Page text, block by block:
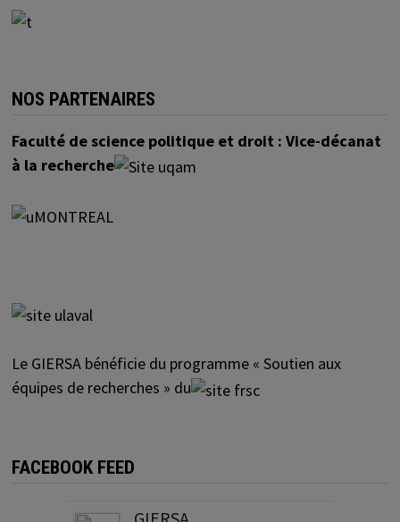
NOS PARTENAIRES
Faculté de science politique et droit : Vice-décanat
à la recherche
Le GIERSA bénéficie du programme « Soutien aux
équipes de recherches » du
FACEBOOK FEED